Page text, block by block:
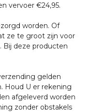
vervoer €24,95.
worden. Of
ze te groot zijn voor
deze producten
gelden
Houd U er rekening
afgeleverd worden
zonder obstakels